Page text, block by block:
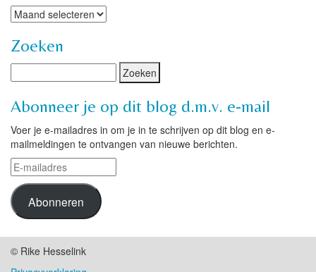
Archieven
Zoeken
Abonneer je op dit blog d.m.v. e-mail
Voer je e-mailadres in om je in te schrijven op dit blog en e-
mailmeldingen te ontvangen van nieuwe berichten.
E-
mailadres
Abonneren
© Rike Hesselink